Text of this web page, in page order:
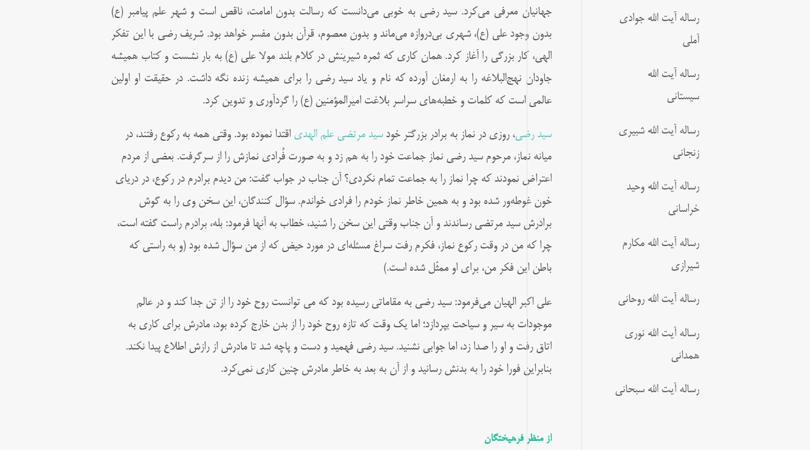
جهانیان معرفى مى‌کرد. سید رضى به خوبى مى‌دانست که رسالت بدون امامت، ناقص است و شهر علم پیامبر (ع)
بدون وجود على (ع)، شهرى بى‌دروازه مى‌ماند و بدون معصوم، قرآن بدون مفسر خواهد بود. شریف رضى با این تفکر
الهى، کار بزرگى را آغاز کرد. همان کارى که ثمره شیرینش در کلام بلند مولا على (ع) به بار نشست و کتاب همیشه
جاودان نهج‌البلاغه را به ارمغان آورده که نام و یاد سید رضى را براى همیشه زنده نگه داشت. در حقیقت او اولین
عالمى است که کلمات و خطبه‌هاى سراسر بلاغت امیرالمؤمنین (ع) را گردآورى و تدوین کرد.
سید رضی، روزی در نماز به برادر بزرگتر خودسید مرتضی علم الهدی اقتدا نموده بود. وقتی همه به رکوع رفتند، در
میانه نماز، مرحوم سید رضی نماز جماعت خود را به هم زد و به صورت فُرادی نمازش را از سرگرفت. بعضی از مردم
اعتراض نمودند که چرا نماز را به جماعت تمام نکردی؟ آن جناب در جواب گفت: من دیدم برادرم در رکوع، در دریای
خون غوطه‌ور شده بود و به همین خاطر نماز خودم را فرادی خواندم. سؤال کنندگان، این سخن وی را به گوش
برادرش سید مرتضی رساندند و آن جناب وقتی این سخن را شنید، خطاب به آنها فرمود: بله، برادرم راست گفته است،
چرا که من در وقت رکوع نماز، فکرم رفت سراغ مسئله‌ای در مورد حیض که از من سؤال شده بود (و به راستی که
باطن این فکر من، برای او ممثّل شده است.)
علی اکبر الهیان می‌فرمود: سید رضی به مقاماتی رسیده بود که می توانست روح خود را از تن جدا کند و در عالم
موجودات به سیر و سیاحت بپردازد؛ اما یک وقت که تازه روح خود را از بدن خارج کرده بود، مادرش برای کاری به
اتاق رفت و او را صدا زد، اما جوابی نشنید. سید رضی فهمید و دست و پاچه شد تا مادرش از رازش اطلاع پیدا نکند.
بنابراین فورا خود را به بدنش رسانید و از آن به بعد به خاطر مادرش چنین کاری نمی‌کرد.
از منظر فرهیختگان
رساله آیت الله جوادی
آملی
رساله آیت الله
سیستانی
رساله آیت الله شبیری
زنجانی
رساله آیت الله وحید
خراسانی
رساله آیت الله مکارم
شیرازی
رساله آیت الله روحانی
رساله آیت الله نوری
همدانی
رساله آیت الله سبحانی